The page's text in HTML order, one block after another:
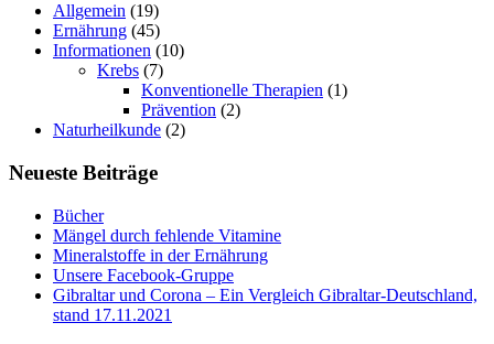
Allgemein (19)
Ernährung (45)
Informationen (10)
Krebs (7)
Konventionelle Therapien (1)
Prävention (2)
Naturheilkunde (2)
Neueste Beiträge
Bücher
Mängel durch fehlende Vitamine
Mineralstoffe in der Ernährung
Unsere Facebook-Gruppe
Gibraltar und Corona – Ein Vergleich Gibraltar-Deutschland,
stand 17.11.2021